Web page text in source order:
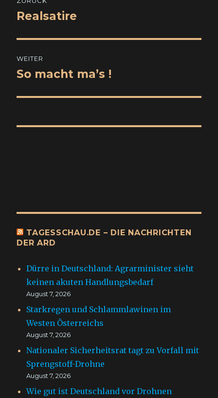
Vorheriger
Realsatire
WEITER
Nächster
So macht ma’s !
TAGESSCHAU.DE – DIE NACHRICHTEN
DER ARD
Dürre in Deutschland: Agrarminister sieht
keinen akuten Handlungsbedarf
August 7, 2026
Starkregen und Schlammlawinen im
Westen Österreichs
August 7, 2026
Nationaler Sicherheitsrat tagt zu Vorfall mit
Sprengstoff-Drohne
August 7, 2026
Wie gut ist Deutschland vor Drohnen